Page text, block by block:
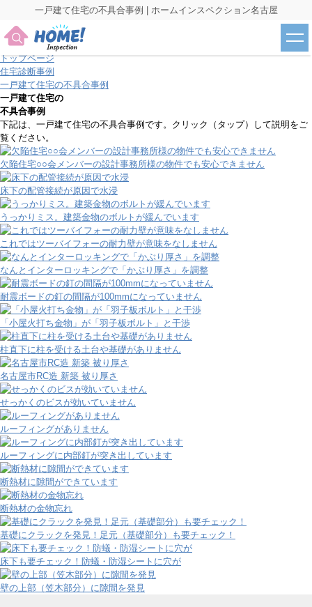
一戸建て住宅の不具合事例 | ホームインスペクション名古屋
トップページ
住宅診断事例
一戸建て住宅の不具合事例
一戸建て住宅の
不具合事例
下記は、一戸建て住宅の不具合事例です。クリック（タップ）して説明をご
覧ください。
欠陥住宅○○会メンバーの設計事務所様の物件でも安心できません
床下の配管接続が原因で水浸
うっかりミス。建築金物のボルトが緩んでいます
これではツーバイフォーの耐力壁が意味をなしません
なんとインターロッキングで「かぶり厚さ」を調整
耐震ボードの釘の間隔が100mmになっていません
「小屋火打ち金物」が「羽子板ボルト」と干渉
柱直下に柱を受ける土台や基礎がありません
名古屋市RC造 新築 被り厚さ
せっかくのビスが効いていません
ルーフィングがありません
ルーフィングに内部釘が突き出しています
断熱材に隙間ができています
断熱材の金物忘れ
基礎にクラックを発見！足元（基礎部分）も要チェック！
床下も要チェック！防蟻・防湿シートに穴が
壁の上部（笠木部分）に隙間を発見